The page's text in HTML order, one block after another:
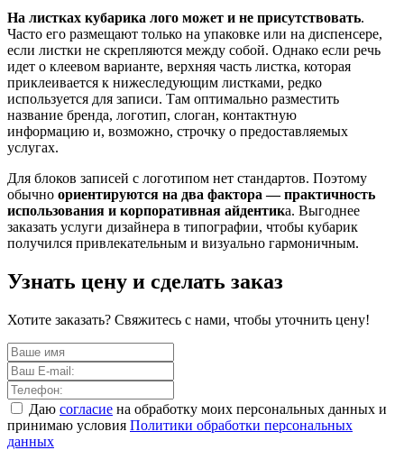
На листках кубарика лого может и не присутствовать.
Часто его размещают только на упаковке или на диспенсере,
если листки не скрепляются между собой. Однако если речь
идет о клеевом варианте, верхняя часть листка, которая
приклеивается к нижеследующим листками, редко
используется для записи. Там оптимально разместить
название бренда, логотип, слоган, контактную
информацию и, возможно, строчку о предоставляемых
услугах.
Для блоков записей с логотипом нет стандартов. Поэтому
обычно ориентируются на два фактора — практичность
использования и корпоративная айдентика. Выгоднее
заказать услуги дизайнера в типографии, чтобы кубарик
получился привлекательным и визуально гармоничным.
Узнать цену и сделать заказ
Хотите заказать? Свяжитесь с нами, чтобы уточнить цену!
Даю согласие на обработку моих персональных данных и
принимаю условия Политики обработки персональных
данных